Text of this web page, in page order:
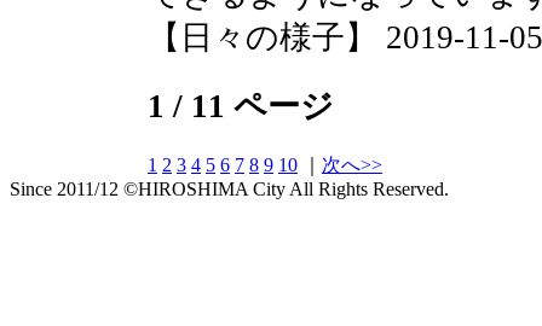
【日々の様子】 2019-11-
1 / 11 ページ
1 2 3 4 5 6 7 8 9 10
次へ>>
Since 2011/12 ©HIROSHIMA City All Rights Reserved.